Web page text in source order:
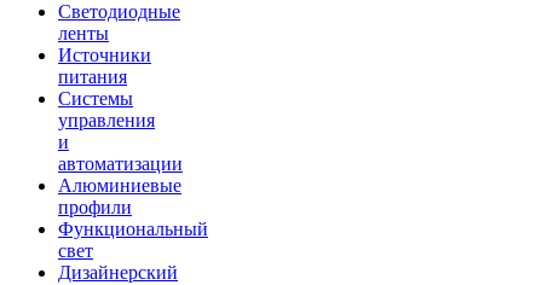
Светодиодные
ленты
Источники
питания
Системы
управления
и
автоматизации
Алюминиевые
профили
Функциональный
свет
Дизайнерский